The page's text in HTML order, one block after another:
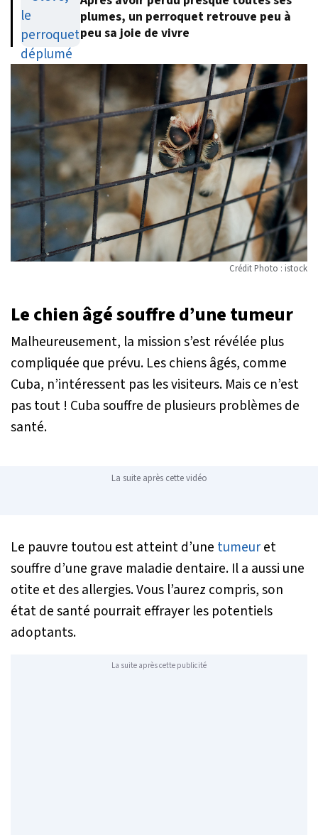
plumes, un perroquet retrouve peu à
peu sa joie de vivre
Crédit Photo : istock
Le chien âgé souffre d’une tumeur
Malheureusement, la mission s’est révélée plus
compliquée que prévu. Les chiens âgés, comme
Cuba, n’intéressent pas les visiteurs. Mais ce n’est
pas tout ! Cuba souffre de plusieurs problèmes de
santé.
La suite après cette vidéo
Le pauvre toutou est atteint d’une tumeuret
souffre d’une grave maladie dentaire. Il a aussi une
otite et des allergies. Vous l’aurez compris, son
état de santé pourrait effrayer les potentiels
adoptants.
La suite après cette publicité